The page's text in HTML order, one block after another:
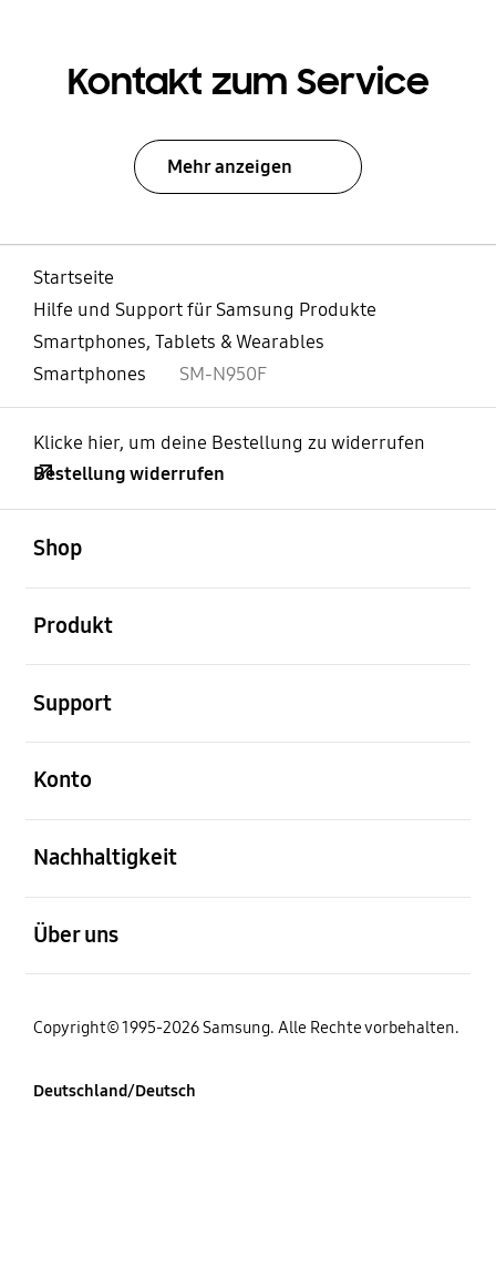
Kontakt zum Service
Mehr anzeigen
Startseite
Hilfe und Support für Samsung Produkte
Smartphones, Tablets & Wearables
Smartphones
SM-N950F
Klicke hier, um deine Bestellung zu widerrufen
Bestellung widerrufen
Shop
Produkt
Support
Konto
Nachhaltigkeit
Über uns
Copyright© 1995-2026 Samsung. Alle Rechte vorbehalten.
Deutschland/Deutsch